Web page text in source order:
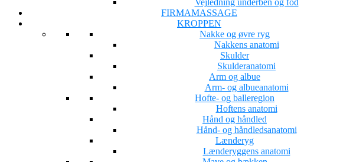
Vejledning underben og fod
FIRMAMASSAGE
KROPPEN
Nakke og øvre ryg
Nakkens anatomi
Skulder
Skulderanatomi
Arm og albue
Arm- og albueanatomi
Hofte- og balleregion
Hoftens anatomi
Hånd og håndled
Hånd- og håndledsanatomi
Lænderyg
Lænderyggens anatomi